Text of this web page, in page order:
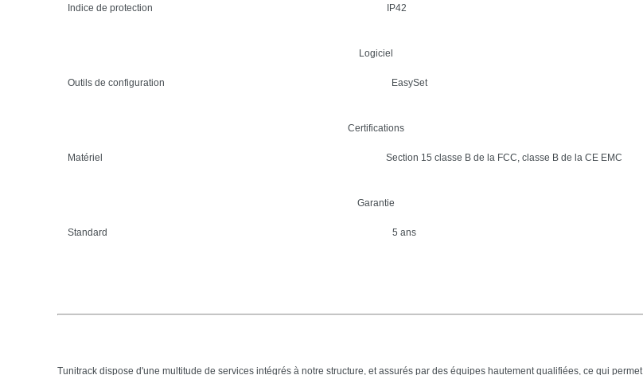
Indice de protection IP42
Logiciel
Outils de configuration EasySet
Certifications
Matériel Section 15 classe B de la FCC, classe B de la CE EMC
Garantie
Standard 5 ans
Tunitrack dispose d'une multitude de services intégrés à notre structure, et assurés par des équipes hautement qualifiées, ce qui permet